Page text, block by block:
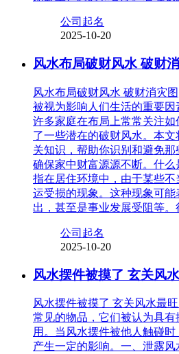
公司起名
2025-10-20
风水布局破财风水 破财
风水布局破财风水 破财消灾
被视为影响人们生活的重要因
许多家庭在布局上常常关注
了一些潜在的破财风水。本
关知识，帮助你识别和避免那
确保家中财富源源不断。什
指在居住环境中，由于某些
运受损的现象。这种现象可
出，甚至是事业发展受阻等。
公司起名
2025-10-20
风水摆件被摸了 玄关风
风水摆件被摸了 玄关风水最
常见的物品，它们被认为具
用。当风水摆件被他人触碰
产生一定的影响。一、泄露